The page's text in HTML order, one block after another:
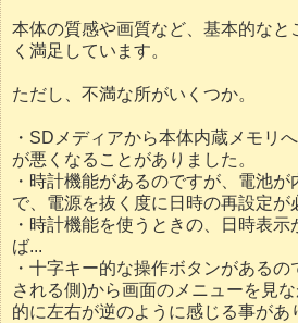
本体の質感や画質など、基本的なと
く満足しています。
ただし、不満な所がいくつか。
・SDメディアから本体内蔵メモリ
が悪くなることがありました。
・時計機能があるのですが、電池
で、電源を抜く度に日時の再設定が
・時計機能を使うときの、日時表
ば...
・十字キー的な操作ボタンがある
される側)から画面のメニューを見
的に左右が逆のように感じる事があ